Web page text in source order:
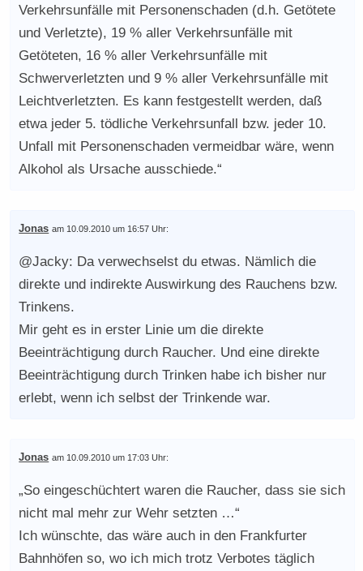
Verkehrsunfälle mit Personenschaden (d.h. Getötete
und Verletzte), 19 % aller Verkehrsunfälle mit
Getöteten, 16 % aller Verkehrsunfälle mit
Schwerverletzten und 9 % aller Verkehrsunfälle mit
Leichtverletzten. Es kann festgestellt werden, daß
etwa jeder 5. tödliche Verkehrsunfall bzw. jeder 10.
Unfall mit Personenschaden vermeidbar wäre, wenn
Alkohol als Ursache ausschiede.“
Jonas am 10.09.2010 um 16:57 Uhr:
@Jacky: Da verwechselst du etwas. Nämlich die
direkte und indirekte Auswirkung des Rauchens bzw.
Trinkens.
Mir geht es in erster Linie um die direkte
Beeinträchtigung durch Raucher. Und eine direkte
Beeinträchtigung durch Trinken habe ich bisher nur
erlebt, wenn ich selbst der Trinkende war.
Jonas am 10.09.2010 um 17:03 Uhr:
„So eingeschüchtert waren die Raucher, dass sie sich
nicht mal mehr zur Wehr setzten …“
Ich wünschte, das wäre auch in den Frankfurter
Bahnhöfen so, wo ich mich trotz Verbotes täglich